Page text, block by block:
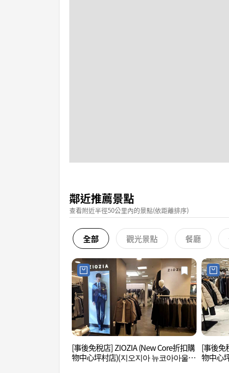
鄰近推薦景點
查看附近半徑50公里內的景點(依距離排序)
全部 觀光景點 餐廳
[事後免稅店] ZIOZIA (New Core折扣購
物中心坪村店)(지오지아 뉴코아아울렛
[事後免
物中心